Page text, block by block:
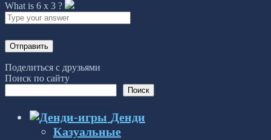
What is 6 x 3 ?
Поделиться с друзьями
Поиск по сайту
Поиск
Денди
Казуальные